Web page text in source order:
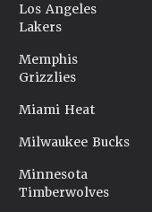
Los Angeles
Lakers
Memphis
Grizzlies
Miami Heat
Milwaukee Bucks
Minnesota
Timberwolves